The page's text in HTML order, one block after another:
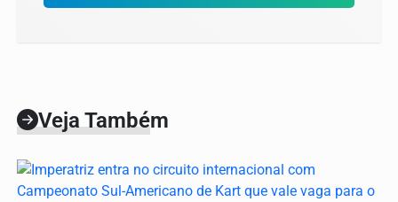
Veja Também